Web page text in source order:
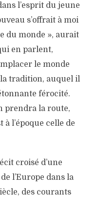
l’esprit du jeune
s’offrait à moi
du monde », aurait
en parlent,
le monde
la tradition, auquel il
férocité.
prendra la route,
à l’époque celle de
croisé d’une
l’Europe dans la
des courants